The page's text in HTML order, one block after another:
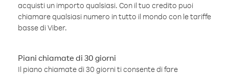
acquisti un importo qualsiasi. Con il tuo credito puoi
chiamare qualsiasi numero in tutto il mondo con le tariffe
basse di Viber.
Piani chiamate di 30 giorni
Il piano chiamate di 30 giorni ti consente di fare